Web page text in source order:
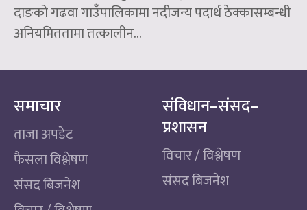
दाङको गढवा गाउँपालिकामा नदीजन्य पदार्थ ठेक्कासम्बन्धी
अनियमिततामा तत्कालीन...
समाचार
ताजा अपडेट
फैसला विश्लेषण
संसद बिजनेश
संविधान–संसद–
प्रशासन
विचार / विश्लेषण
संसद बिजनेश